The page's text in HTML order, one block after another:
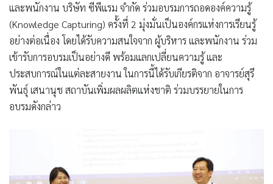
และพนักงาน บริษัท ซีพีแรม จำกัด ร่วมอบรมการถอดองค์ความรู้
(Knowledge Capturing) ครั้งที่ 2 มุ่งมั่นเป็นองค์กรแห่งการเรียนรู้
อย่างต่อเนื่อง โดยได้รับความสนใจจาก ผู้บริหาร และพนักงาน ร่วม
เข้ารับการอบรมเป็นอย่างดี พร้อมแลกเปลี่ยนความรู้ และ
ประสบการณ์ในแต่ละสายงาน ในการนี้ได้รับเกียรติจาก อาจารย์สุรี
พันธุ์ เสนานุช สถาบันเพิ่มผลผลิตแห่งชาติ ร่วมบรรยายในการ
อบรมดังกล่าว